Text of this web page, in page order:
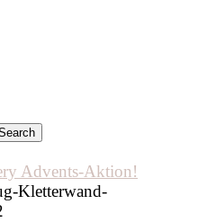
Kletterwand-